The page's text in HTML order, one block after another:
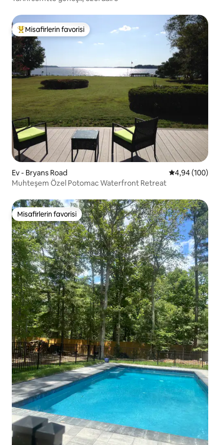
Misafirlerin favorilerinden en beğenilenler arasında
Misafirlerin favorisi
Ev - Bryans Road 5 üzerinden
4,94 (100)
Muhteşem Özel Potomac Waterfront Retreat
Misafirlerin favorisi
Misafirlerin favorisi